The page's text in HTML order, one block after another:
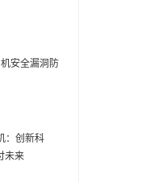
安全漏洞防
：创新科
未来